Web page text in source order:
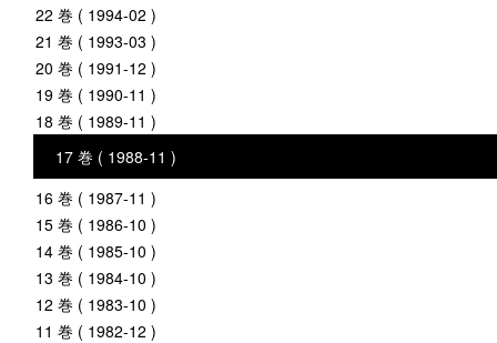
22 巻 ( 1994-02 )
21 巻 ( 1993-03 )
20 巻 ( 1991-12 )
19 巻 ( 1990-11 )
18 巻 ( 1989-11 )
17 巻 ( 1988-11 )
16 巻 ( 1987-11 )
15 巻 ( 1986-10 )
14 巻 ( 1985-10 )
13 巻 ( 1984-10 )
12 巻 ( 1983-10 )
11 巻 ( 1982-12 )